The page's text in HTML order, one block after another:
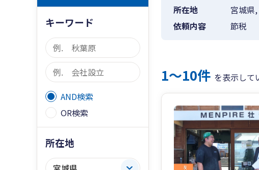
キーワード
AND検索
OR検索
所在地
所在地
宮城県
依頼内容
節税
1〜10件 を表示して